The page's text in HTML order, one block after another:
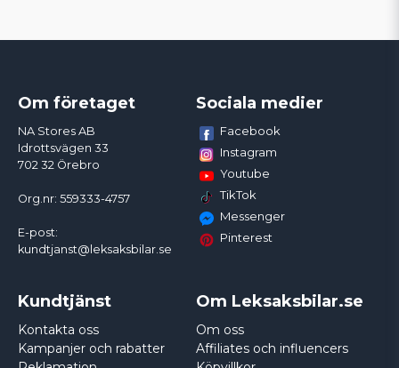
Om företaget
NA Stores AB
Idrottsvägen 33
702 32 Örebro
Org.nr: 559333-4757
E-post:
kundtjanst@leksaksbilar.se
Sociala medier
Facebook
Instagram
Youtube
TikTok
Messenger
Pinterest
Kundtjänst
Kontakta oss
Kampanjer och rabatter
Om Leksaksbilar.se
Om oss
Affiliates och influencers